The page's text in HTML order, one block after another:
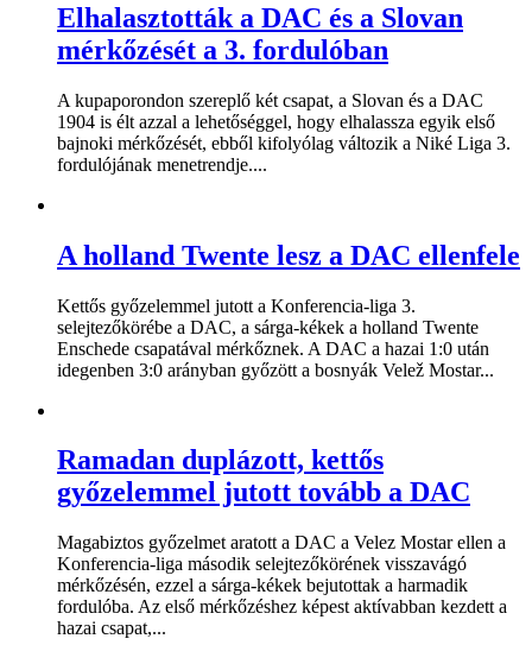
Elhalasztották a DAC és a Slovan
mérkőzését a 3. fordulóban
A kupaporondon szereplő két csapat, a Slovan és a DAC
1904 is élt azzal a lehetőséggel, hogy elhalassza egyik első
bajnoki mérkőzését, ebből kifolyólag változik a Niké Liga 3.
fordulójának menetrendje....
A holland Twente lesz a DAC ellenfele
Kettős győzelemmel jutott a Konferencia-liga 3.
selejtezőkörébe a DAC, a sárga-kékek a holland Twente
Enschede csapatával mérkőznek. A DAC a hazai 1:0 után
idegenben 3:0 arányban győzött a bosnyák Velež Mostar...
Ramadan duplázott, kettős
győzelemmel jutott tovább a DAC
Magabiztos győzelmet aratott a DAC a Velez Mostar ellen a
Konferencia-liga második selejtezőkörének visszavágó
mérkőzésén, ezzel a sárga-kékek bejutottak a harmadik
fordulóba. Az első mérkőzéshez képest aktívabban kezdett a
hazai csapat,...